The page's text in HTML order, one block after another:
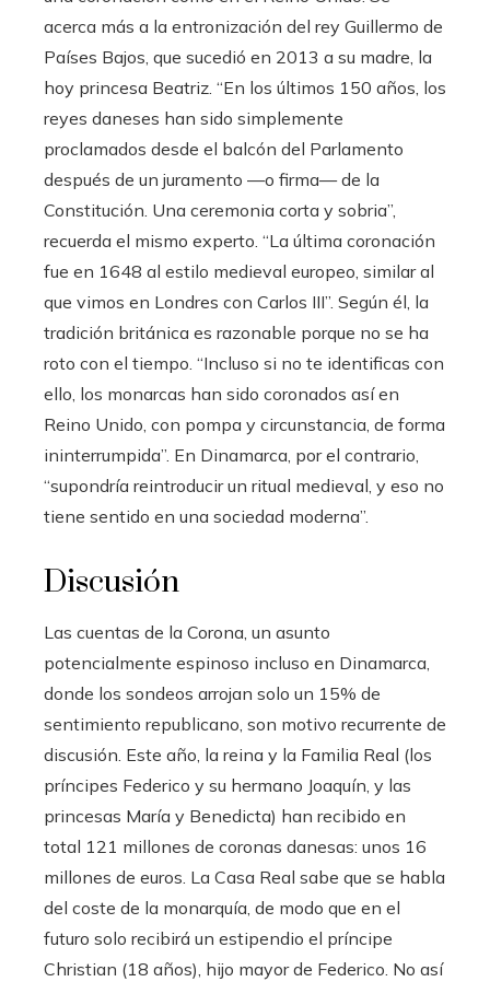
acerca más a la entronización del rey Guillermo de
Países Bajos, que sucedió en 2013 a su madre, la
hoy princesa Beatriz. “En los últimos 150 años, los
reyes daneses han sido simplemente
proclamados desde el balcón del Parlamento
después de un juramento —o firma— de la
Constitución. Una ceremonia corta y sobria”,
recuerda el mismo experto. “La última coronación
fue en 1648 al estilo medieval europeo, similar al
que vimos en Londres con Carlos III”. Según él, la
tradición británica es razonable porque no se ha
roto con el tiempo. “Incluso si no te identificas con
ello, los monarcas han sido coronados así en
Reino Unido, con pompa y circunstancia, de forma
ininterrumpida”. En Dinamarca, por el contrario,
“supondría reintroducir un ritual medieval, y eso no
tiene sentido en una sociedad moderna”.
Discusión
Las cuentas de la Corona, un asunto
potencialmente espinoso incluso en Dinamarca,
donde los sondeos arrojan solo un 15% de
sentimiento republicano, son motivo recurrente de
discusión. Este año, la reina y la Familia Real (los
príncipes Federico y su hermano Joaquín, y las
princesas María y Benedicta) han recibido en
total 121 millones de coronas danesas: unos 16
millones de euros. La Casa Real sabe que se habla
del coste de la monarquía, de modo que en el
futuro solo recibirá un estipendio el príncipe
Christian (18 años), hijo mayor de Federico. No así